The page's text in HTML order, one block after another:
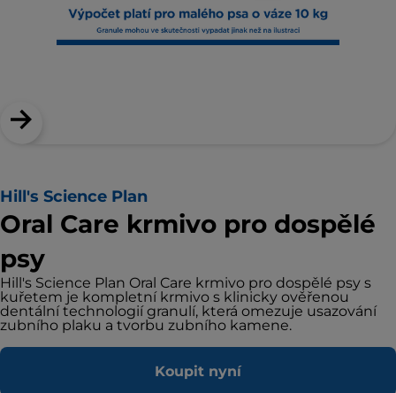
Hill's Science Plan
Oral Care krmivo pro dospělé
psy
Hill's Science Plan Oral Care krmivo pro dospělé psy s
kuřetem je kompletní krmivo s klinicky ověřenou
dentální technologií granulí, která omezuje usazování
zubního plaku a tvorbu zubního kamene.
Koupit nyní